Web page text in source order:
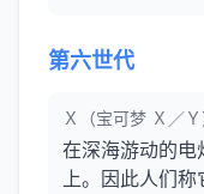
第六世代
Ｘ（宝可梦 Ｘ／Ｙ
在深海游动的电
上。因此人们称